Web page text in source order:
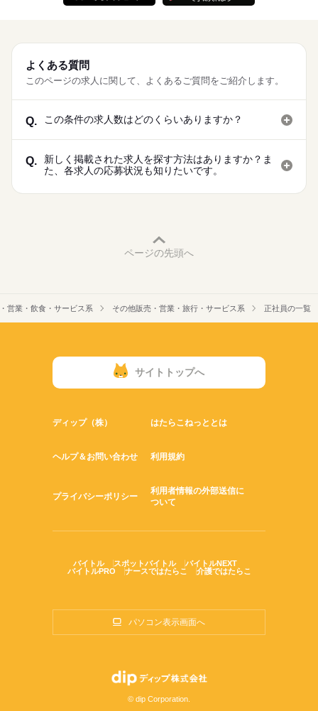
よくある質問
このページの求人に関して、よくあるご質問をご紹介します。
Q. この条件の求人数はどのくらいありますか？
Q.
新しく掲載された求人を探す方法はありますか？ま
た、各求人の応募状況も知りたいです。
ページの先頭へ
営業・飲食・サービス系 その他販売・営業・旅行・サービス系 正社員の一覧
サイトトップへ
ディップ（株） はたらこねっととは
ヘルプ＆お問い合わせ 利用規約
プライバシーポリシー
利用者情報の外部送信に
ついて
バイトル スポットバイトル
バイトルNEXT
バイトルPRO
ナースではたらこ 介護ではたらこ
パソコン表示画面へ
© dip Corporation.